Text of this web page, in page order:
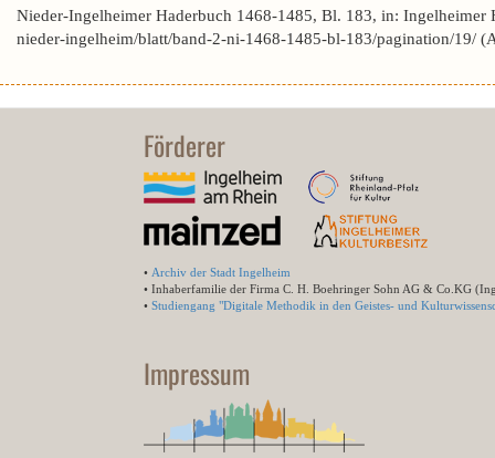
Nieder-Ingelheimer Haderbuch 1468-1485, Bl. 183, in:
nieder-ingelheim/blatt/band-2-ni-1468-1485-bl-183/pagination/19/
Förderer
• Archiv der Stadt Ingelheim
• Inhaberfamilie der Firma C. H. Boehringer Sohn AG & Co.KG
• Studiengang "Digitale Methodik in den Geistes- und
Impressum